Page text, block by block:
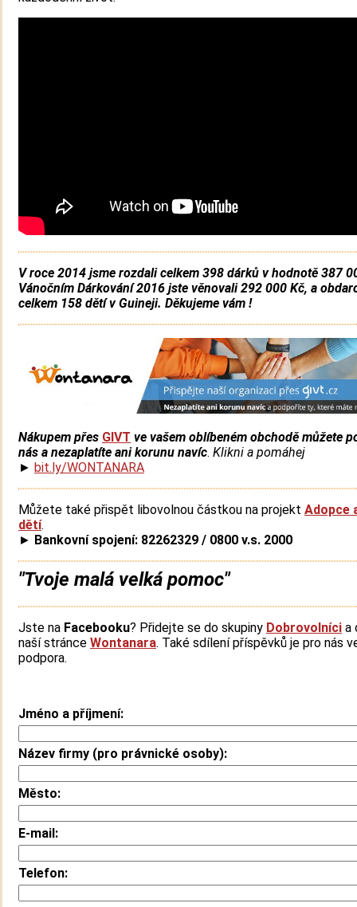
V roce 2014 jsme rozdali celkem 398 dárků v hodnotě 387
Vánočním Dárkování 2016 jste věnovali 292 000 Kč, a
celkem 158 dětí v Guineji. Děkujeme vám !
Nákupem přes GIVT ve vašem oblíbeném obchodě můžete
nás a nezaplatíte ani korunu navíc. Klikni a pomáhej
► bit.ly/WONTANARA
Můžete také přispět libovolnou částkou na projekt Adopce
dětí.
► Bankovní spojení: 82262329 / 0800 v.s. 2000
"Tvoje malá velká pomoc"
Jste na Facebooku? Přidejte se do skupiny Dobrovolníci a
naší stránce Wontanara. Také sdílení příspěvků je pro nás
podpora.
Jméno a příjmení:
Název firmy (pro právnické osoby):
Město:
E-mail:
Telefon: